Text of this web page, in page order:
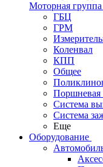
Моторная группа
ГБЦ
ГРМ
Коленвал
КПП
Общее
Поршневая
Система
Система
Еще
Оборудование